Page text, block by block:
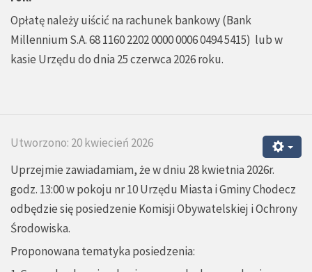
Opłatę należy uiścić na rachunek bankowy (Bank
Millennium S.A. 68 1160 2202 0000 0006 0494 5415) lub w
kasie Urzędu do dnia 25 czerwca 2026 roku.
Utworzono: 20 kwiecień 2026
Uprzejmie zawiadamiam, że w dniu 28 kwietnia 2026r.
godz. 13:00 w pokoju nr 10 Urzędu Miasta i Gminy Chodecz
odbędzie się posiedzenie Komisji Obywatelskiej i Ochrony
Środowiska.
Proponowana tematyka posiedzenia: